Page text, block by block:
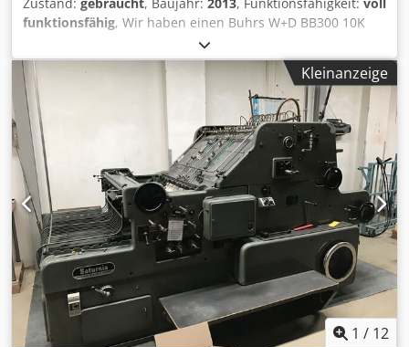
funktionsfähig, Wir haben einen Buhrs W+D BB300 10K
kuvertiersystem mit kamerasystem verfuegbar. Von DL biss
C4 Umschlagen. Baujahr 2013 Maschine muss noch bei
uns rein kommen. Wir koennen diese maschine deswegen
noch sowie das ist und/oder nach unsere komplette
normale Wartung anbieten. Fragen Sie nach die
moeglichkeiten. Baujahr 2013 6 stationen basis
Konfiguration: Buhrs BB300 - 10K 6 stationen basis 4
rotations anleger 1 HF3 vakuum friktion feeder
Aussteuerfach Dcsdpfsxl Uq Eox Ag Ssk Wendeband
Ausrichtmodule Ablageband Diese maschine ist schon
ausgestattet mit ein kamerasystem mit 2 kamera fuer
vergleichlesung. Mehr und andere beilagen anlegern
moeglich.
Kleinanzeige
1 / 12